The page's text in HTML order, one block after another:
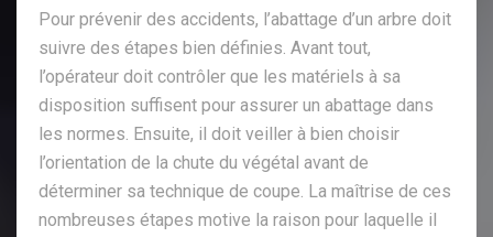
Pour prévenir des accidents, l’abattage d’un arbre doit
suivre des étapes bien définies. Avant tout,
l’opérateur doit contrôler que les matériels à sa
disposition suffisent pour assurer un abattage dans
les normes. Ensuite, il doit veiller à bien choisir
l’orientation de la chute du végétal avant de
déterminer sa technique de coupe. La maîtrise de ces
nombreuses étapes motive la raison pour laquelle il